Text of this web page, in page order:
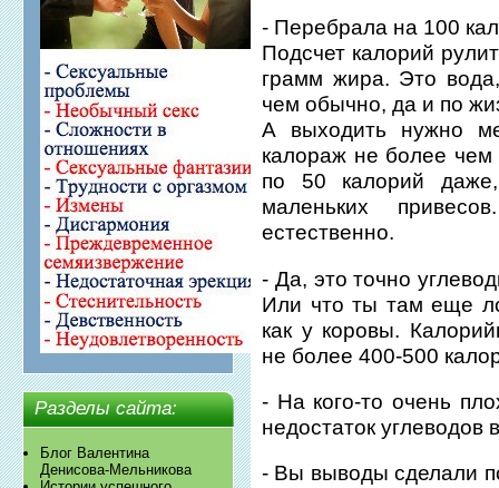
Разделы сайта:
Блог Валентина
Денисова-Мельникова
- Перебрала на 100
Подсчет калорий
грамм жира. Это
чем обычно, да и по
А выходить нужно
калораж не более
по 50 калорий
маленьких
естественно.
- Да, это точно
Или что ты там еще
как у коровы.
не более 400-500
- На кого-то очень
недостаток углеводов
- Вы выводы сделали